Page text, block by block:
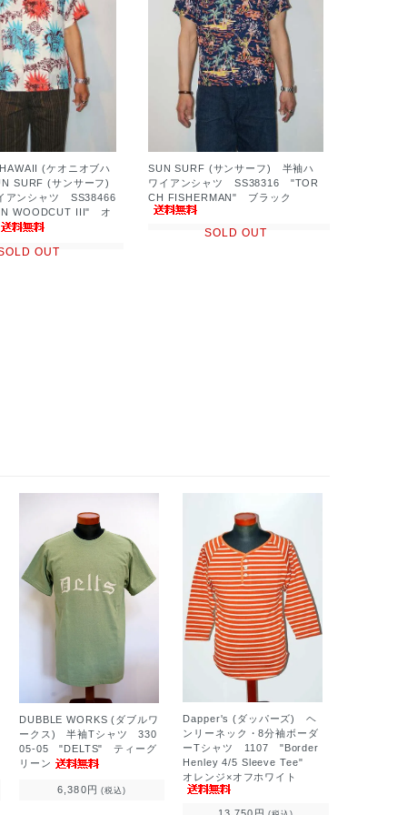
(ケオニオブハ
SURF (サンサーフ)
ンシャツ SS38466
WOODCUT III" オ
OUT
SUN SURF (サンサーフ) 半袖ハ
ワイアンシャツ SS38316 "TOR
CH FISHERMAN" ブラック
SOLD OUT
DUBBLE WORKS (ダブルワ
ークス) 半袖Tシャツ 330
05-05 "DELTS" ティーグ
リーン
6,380円 (税込)
Dapper's (ダッパーズ) ヘ
ンリーネック・8分袖ボーダ
ーTシャツ 1107 "Border
Henley 4/5 Sleeve Tee"
オレンジ×オフホワイト